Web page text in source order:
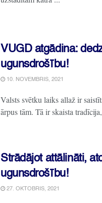
VUGD atgādina:
ugunsdrošību!
10. NOVEMBRIS, 2021
Valsts svētku laiks allaž ir
ārpus tām. Tā ir skaista
Strādājot attālināti,
ugunsdrošību!
27. OKTOBRIS, 2021